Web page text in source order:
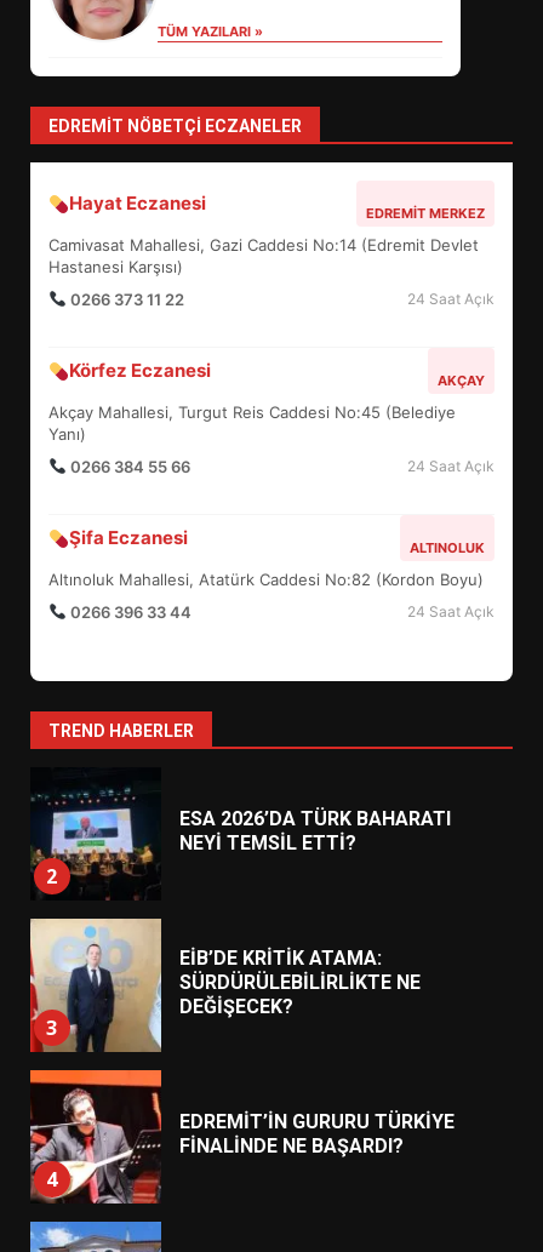
TÜM YAZILARI »
EDREMIT NÖBETÇI ECZANELER
Hayat Eczanesi EDREMIT MERKEZ
Camivasat Mahallesi, Gazi Caddesi No:14 (Edremit Devlet
Hastanesi Karşısı)
0266 373 11 22
24 Saat Açık
Körfez Eczanesi AKÇAY
Akçay Mahallesi, Turgut Reis Caddesi No:45 (Belediye
Yanı)
0266 384 55 66
24 Saat Açık
Şifa Eczanesi ALTINOLUK
Altınoluk Mahallesi, Atatürk Caddesi No:82 (Kordon Boyu)
0266 396 33 44
24 Saat Açık
TREND HABERLER
4
5
BALIKESİR MÜZELERİNDE SÜRE
UZATILDI: NE DEĞİŞTİ?
6
TURNUVASI KAYITLARI NEYİ
7
YENİ YÖNETİM NASIL
ŞEKİLLENDİ?
1
HAREKETE GEÇİYOR: GÖZLER
2
ESA 2026’DA TÜRK BAHARATI
NEYİ TEMSİL ETTİ?
3
EİB’DE KRİTİK ATAMA:
SÜRDÜRÜLEBİLİRLİKTE NE
DEĞİŞECEK?
4
EDREMİT’İN GURURU TÜRKİYE
FİNALİNDE NE BAŞARDI?